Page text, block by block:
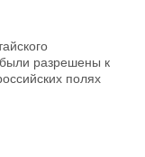
разрешены к
полях